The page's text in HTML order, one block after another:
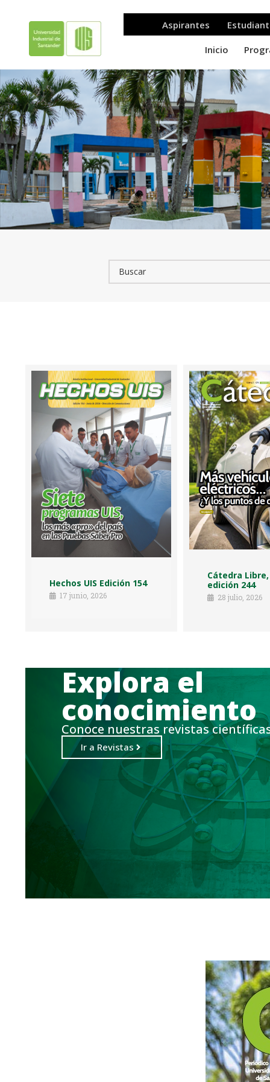
Hechos UIS Edición 154
17 junio, 2026
Cátedra Libre,
edición 244
28 julio, 2026
Explora el
conocimiento
Conoce nuestras revistas
Ir a Revistas